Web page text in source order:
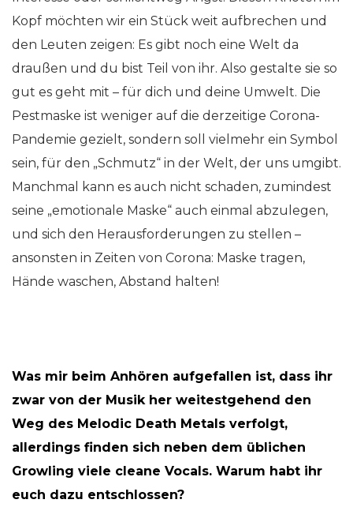
Kopf möchten wir ein Stück weit aufbrechen und
den Leuten zeigen: Es gibt noch eine Welt da
draußen und du bist Teil von ihr. Also gestalte sie so
gut es geht mit – für dich und deine Umwelt. Die
Pestmaske ist weniger auf die derzeitige Corona-
Pandemie gezielt, sondern soll vielmehr ein Symbol
sein, für den „Schmutz“ in der Welt, der uns umgibt.
Manchmal kann es auch nicht schaden, zumindest
seine „emotionale Maske“ auch einmal abzulegen,
und sich den Herausforderungen zu stellen –
ansonsten in Zeiten von Corona: Maske tragen,
Hände waschen, Abstand halten!
Was mir beim Anhören aufgefallen ist, dass ihr
zwar von der Musik her weitestgehend den
Weg des Melodic Death Metals verfolgt,
allerdings finden sich neben dem üblichen
Growling viele cleane Vocals. Warum habt ihr
euch dazu entschlossen?